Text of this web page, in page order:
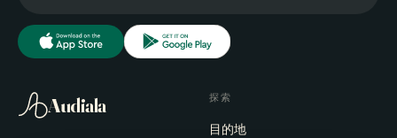
Audiala 探索
目的地